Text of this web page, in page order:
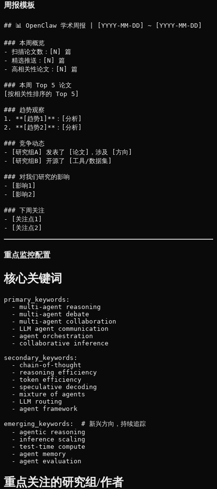
周报模板
## 📊 OpenClaw 学术周报 | [YYYY-MM-DD] ~ [YYYY-MM-DD]
### 本周概览
- 扫描论文数：[N] 篇
- 精选推送：[N] 篇
- 高相关性论文：[N] 篇
### 本周 Top 5 论文
[按相关性排序的 Top 5]
### 趋势观察
1. **[趋势1]**：[分析]
2. **[趋势2]**：[分析]
### 竞争动态
- [研究组A] 发表了 [论文]，涉及 [方向]
- [研究组B] 开源了 [工具/数据集]
### 对我们研究的影响
- [影响1]
- [影响2]
### 下周关注
- [关注点1]
重点监控配置
核心关键词
primary_keywords:
  - multi-agent reasoning
  - multi-agent debate
  - multi-agent collaboration
  - LLM agent communication
  - agent orchestration
  - collaborative inference
secondary_keywords:
  - chain-of-thought
  - reasoning efficiency
  - token efficiency
  - speculative decoding
  - mixture of agents
  - LLM routing
  - agent framework
emerging_keywords:  # 新兴方向，持续追踪
  - agentic reasoning
  - inference scaling
  - test-time compute
  - agent memory
重点关注的研究组/作者